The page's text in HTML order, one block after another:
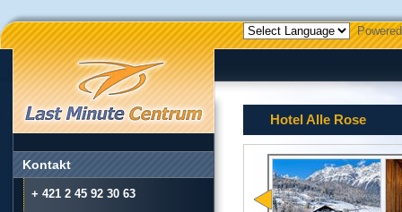
Hotel Alle Rose
Kontakt
+ 421 2 45 92 30 63